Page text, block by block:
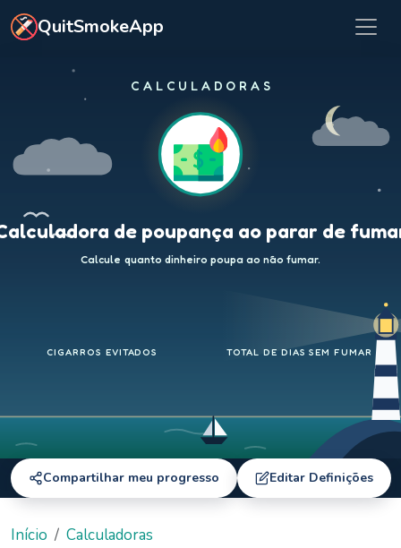
Saltar para o conteúdo principal
QuitSmokeApp
CALCULADORAS
de poupança ao parar de
Calcule quanto dinheiro poupa ao não fumar.
CIGARROS EVITADOS TOTAL DE DIAS SEM FUMAR
Compartilhar meu progresso Editar Definições
Início
Calculadoras